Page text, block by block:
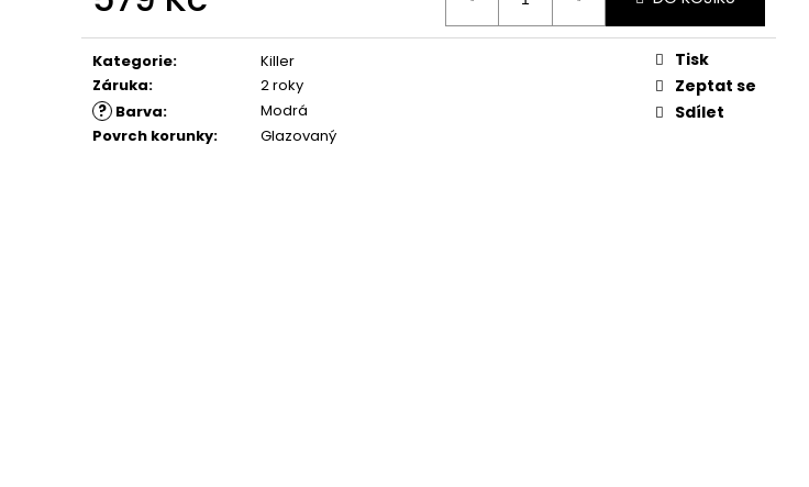
cena:
Kategorie:
Killer
Záruka: 2 roky
? Barva:
Modrá
Povrch korunky: Glazovaný
Tisk
Zeptat se
Sdílet